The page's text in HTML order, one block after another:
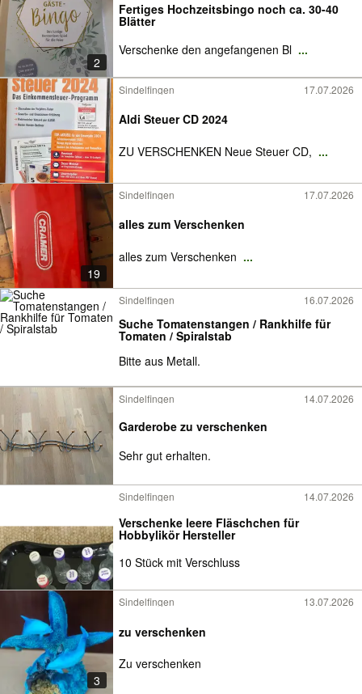
2
Fertiges Hochzeitsbingo noch ca. 30-40
Blätter
Verschenke den angefangenen Bl ...
Sindelfingen 17.07.2026
Aldi Steuer CD 2024
ZU VERSCHENKEN Neue Steuer CD, ...
19
Sindelfingen 17.07.2026
alles zum Verschenken
alles zum Verschenken ...
Sindelfingen 16.07.2026
Suche Tomatenstangen / Rankhilfe für
Tomaten / Spiralstab
Bitte aus Metall.
Sindelfingen 14.07.2026
Garderobe zu verschenken
Sehr gut erhalten.
Sindelfingen 14.07.2026
Verschenke leere Fläschchen für
Hobbylikör Hersteller
10 Stück mit Verschluss
3
Sindelfingen 13.07.2026
zu verschenken
Zu verschenken